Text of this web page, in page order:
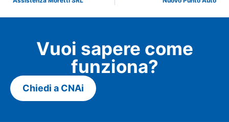
Vuoi sapere come
funziona?
Chiedi a CNAi